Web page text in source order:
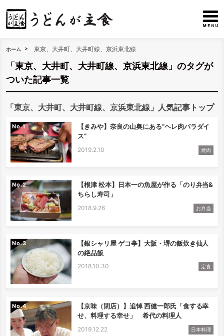
ホーム 東京、大井町、大井町線、京浜東北線
「東京、大井町、大井町線、京浜東北線」のタグが
ついた記事一覧
「東京、大井町、大井町線、京浜東北線」人気記事トップ
No.
【きみや】奈良の山奥にある”ヘレ肉パラダイ
ス”
2019.2.10 焼肉
No.
【根津 松本】日本一の魚屋が作る「のり弁当&
ちらし寿司」
2018.9.26 お弁当
No.
【銀シャリ屋 ゲコ亭】大阪・堺の飯炊き仙人
の絶品飯
2018.10.30 定食
No.
【京味（閉店）】追悼 西健一郎氏「食する幸
せ、料理する幸せ」 希代の料理人
2019.12.22 日本料理